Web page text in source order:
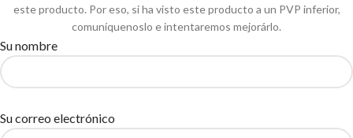
este producto. Por eso, si ha visto este producto a un PVP inferior,
comuníquenoslo e intentaremos mejorárlo.
Su nombre
Su correo electrónico